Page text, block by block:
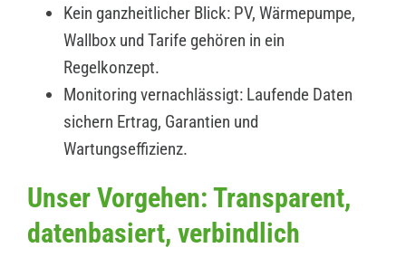
Kein ganzheitlicher Blick: PV, Wärmepumpe,
Wallbox und Tarife gehören in ein
Regelkonzept.
Monitoring vernachlässigt: Laufende Daten
sichern Ertrag, Garantien und
Wartungseffizienz.
Unser Vorgehen: Transparent,
datenbasiert, verbindlich